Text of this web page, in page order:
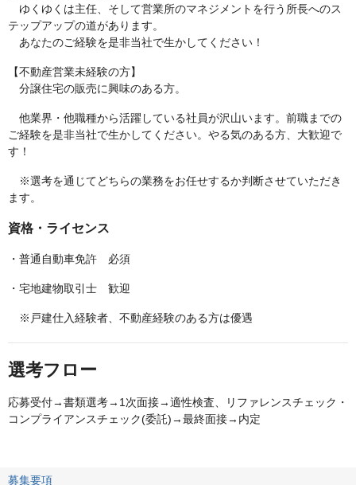
ゆくゆくは主任、そして営業所のマネジメントを行う所長へのス
テップアップの道があります。
あなたのご経験を是非当社で生かしてください！
【不動産営業未経験の方】
分譲住宅の販売に興味のある方。
他業界・他職種から活躍している社員が沢山います。前職までの
ご経験を是非当社で生かしてください。やる気のある方、大歓迎で
す！
※選考を通じてどちらの業務をお任せするか判断させていただき
ます。
資格・ライセンス
・普通自動車免許 必須
・宅地建物取引士 歓迎
※戸建仕入経験者、不動産経験のある方は優遇
選考フロー
応募受付→書類選考→1次面接→適性検査、リファレンスチェック・
コンプライアンスチェック(委託)→最終面接→内定
募集要項